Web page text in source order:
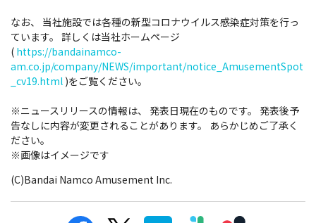
なお、 当社施設では各種の新型コロナウイルス感染症対策を行っ
ています。 詳しくは当社ホームページ
( https://bandainamco-
am.co.jp/company/NEWS/important/notice_AmusementSpot
_cv19.html )をご覧ください。
※ニュースリリースの情報は、 発表日現在のものです。 発表後予
告なしに内容が変更されることがあります。 あらかじめご了承く
ださい。
※画像はイメージです
(C)Bandai Namco Amusement Inc.